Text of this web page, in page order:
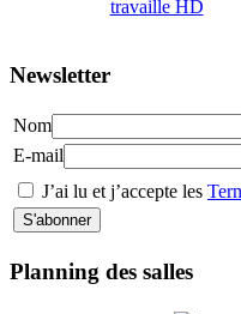
Newsletter
Nom
E-mail
J’ai lu et j’accepte les
Planning des salles